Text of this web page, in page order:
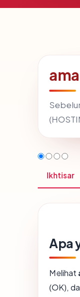
Ikhtisar
Apa
Melihat
(OK),